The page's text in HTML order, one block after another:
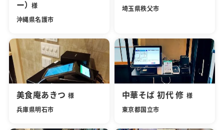
ー）
様
沖縄県名護市
埼玉県秩父市
美食庵あきつ 様
兵庫県明石市
中華そば 初代 修 様
東京都国立市